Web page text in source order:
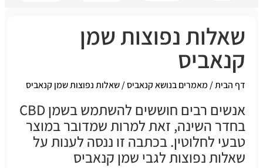
שאלות נפוצות שמן
קנאביס
דף הבית/ מאמרים בנושא קנאביס/שאלות נפוצות שמן קנאביס
אנשים רבים חוששים להשתמש בשמן CBD
בחדר השינה, זאת למרות שמדובר במוצר
טבעי לחלוטין. בכתבה זו ננסה לענות על
שאלות נפוצות לגבי שמן קנאביס